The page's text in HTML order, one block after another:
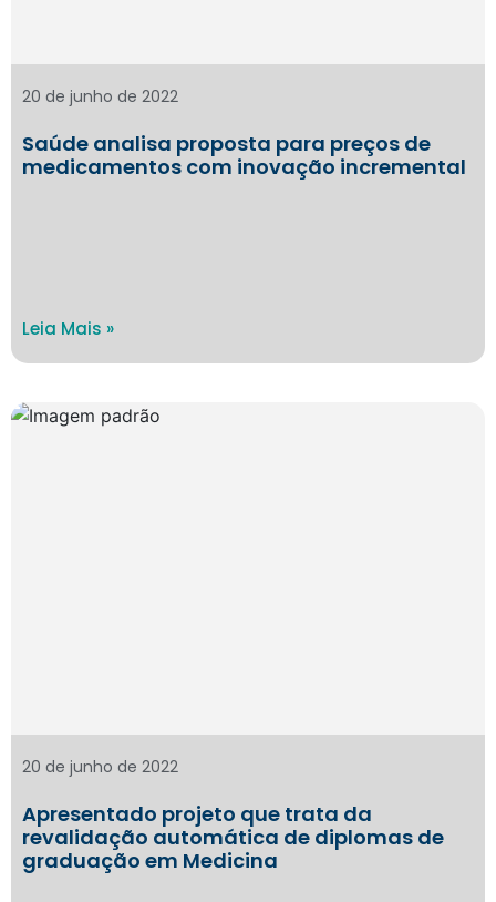
Saúde analisa proposta para preços de
medicamentos com inovação incremental
20 de junho de 2022
Leia Mais »
Apresentado projeto que trata da
revalidação automática de diplomas de
graduação em Medicina
20 de junho de 2022